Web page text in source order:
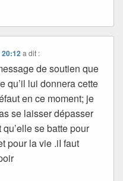
20:12 a dit :
de soutien que
qu’il lui donnera cette
en ce moment; je
se laisser dépasser
se batte pour
pour la vie .iI faut